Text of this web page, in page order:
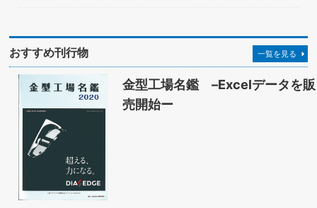
おすすめ刊行物 一覧を見る
金型工場名鑑 –Excelデータを販
売開始ー